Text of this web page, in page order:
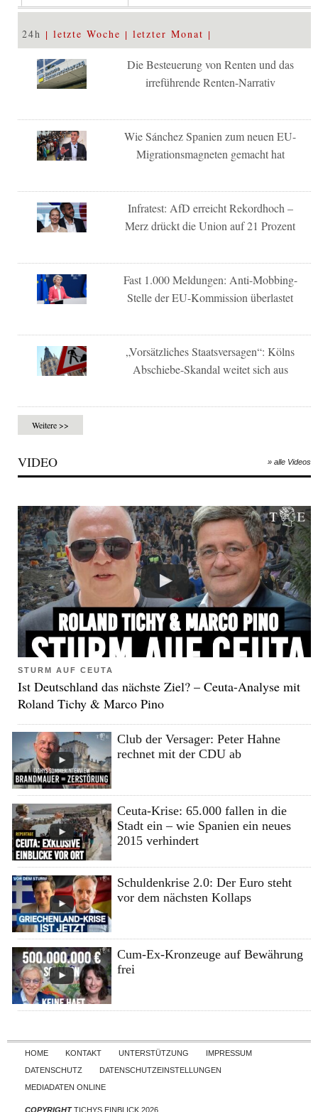
24h letzte Woche letzter Monat
Die Besteuerung von Renten und das
irreführende Renten-Narrativ
Wie Sánchez Spanien zum neuen EU-
Migrationsmagneten gemacht hat
Infratest: AfD erreicht Rekordhoch –
Merz drückt die Union auf 21 Prozent
Fast 1.000 Meldungen: Anti-Mobbing-
Stelle der EU-Kommission überlastet
„Vorsätzliches Staatsversagen“: Kölns
Abschiebe-Skandal weitet sich aus
Weitere >>
VIDEO » alle Videos
STURM AUF CEUTA
Ist Deutschland das nächste Ziel? – Ceuta-Analyse mit
Roland Tichy & Marco Pino
Club der Versager: Peter Hahne
rechnet mit der CDU ab
Ceuta-Krise: 65.000 fallen in die
Stadt ein – wie Spanien ein neues
2015 verhindert
Schuldenkrise 2.0: Der Euro steht
vor dem nächsten Kollaps
Cum-Ex-Kronzeuge auf Bewährung
frei
Skip to content
HOME KONTAKT UNTERSTÜTZUNG
IMPRESSUM
DATENSCHUTZ
DATENSCHUTZEINSTELLUNGEN
MEDIADATEN ONLINE
COPYRIGHTTICHYS EINBLICK 2026